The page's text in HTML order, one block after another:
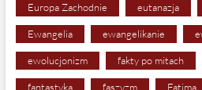
Europa Zachodnie eutanazja
Ewangelia ewangelikanie
ewolucjonizm fakty po mitach
fantastyka faszyzm Fatima